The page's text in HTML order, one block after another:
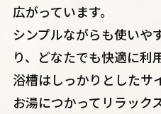
広がっています。
シンプルながらも使いや
り、どなたでも快適に利
浴槽はしっかりとしたサ
お湯につかってリラック